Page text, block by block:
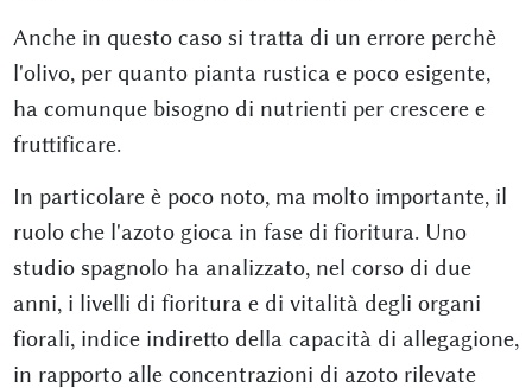
Anche in questo caso si tratta di un errore perchè
l'olivo, per quanto pianta rustica e poco esigente,
ha comunque bisogno di nutrienti per crescere e
fruttificare.
In particolare è poco noto, ma molto importante, il
ruolo che l'azoto gioca in fase di fioritura. Uno
studio spagnolo ha analizzato, nel corso di due
anni, i livelli di fioritura e di vitalità degli organi
fiorali, indice indiretto della capacità di allegagione,
in rapporto alle concentrazioni di azoto rilevate